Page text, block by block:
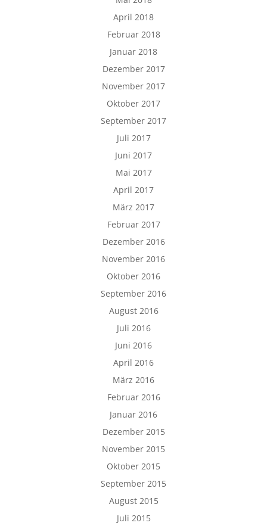
April 2018
Februar 2018
Januar 2018
Dezember 2017
November 2017
Oktober 2017
September 2017
Juli 2017
Juni 2017
Mai 2017
April 2017
März 2017
Februar 2017
Dezember 2016
November 2016
Oktober 2016
September 2016
August 2016
Juli 2016
Juni 2016
April 2016
März 2016
Februar 2016
Januar 2016
Dezember 2015
November 2015
Oktober 2015
September 2015
August 2015
Juli 2015